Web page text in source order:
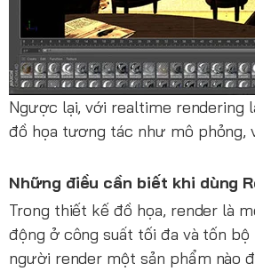
Ngược lại, với realtime rendering
đồ họa tương tác như mô phỏng,
Những điều cần biết khi dùng
Trong thiết kế đồ họa, render là
động ở công suất tối đa và tốn
người render một sản phẩm nào